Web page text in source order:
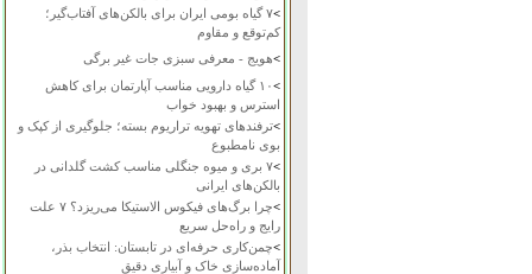
>
۷ گیاه بومی ایران برای بالکن‌های آفتاب‌گیر؛
کم‌توقع و مقاوم
>هویج - معرفی سبزی جات غیر برگی
>
۱۰ گیاه دارویی مناسب آپارتمان برای کاهش
استرس و بهبود خواب
>ترفندهای تهویه تراریوم بسته؛ جلوگیری از کپک و
بوی نامطبوع
>
۷ بری و میوه جنگلی مناسب کشت گلدانی در
بالکن‌های ایرانی
>
چرا برگ‌های فیکوس الاستیکا می‌ریزد؟ ۷ علت
رایج و راه‌حل سریع
>چمن‌کاری حرفه‌ای در تابستان: انتخاب بذر،
آماده‌سازی خاک و آبیاری دقیق